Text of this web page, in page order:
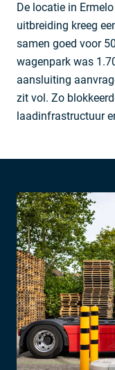
De locatie in
uitbreiding kreeg
samen goed voor
wagenpark was
aansluiting
zit vol. Zo
laadinfrastructuur